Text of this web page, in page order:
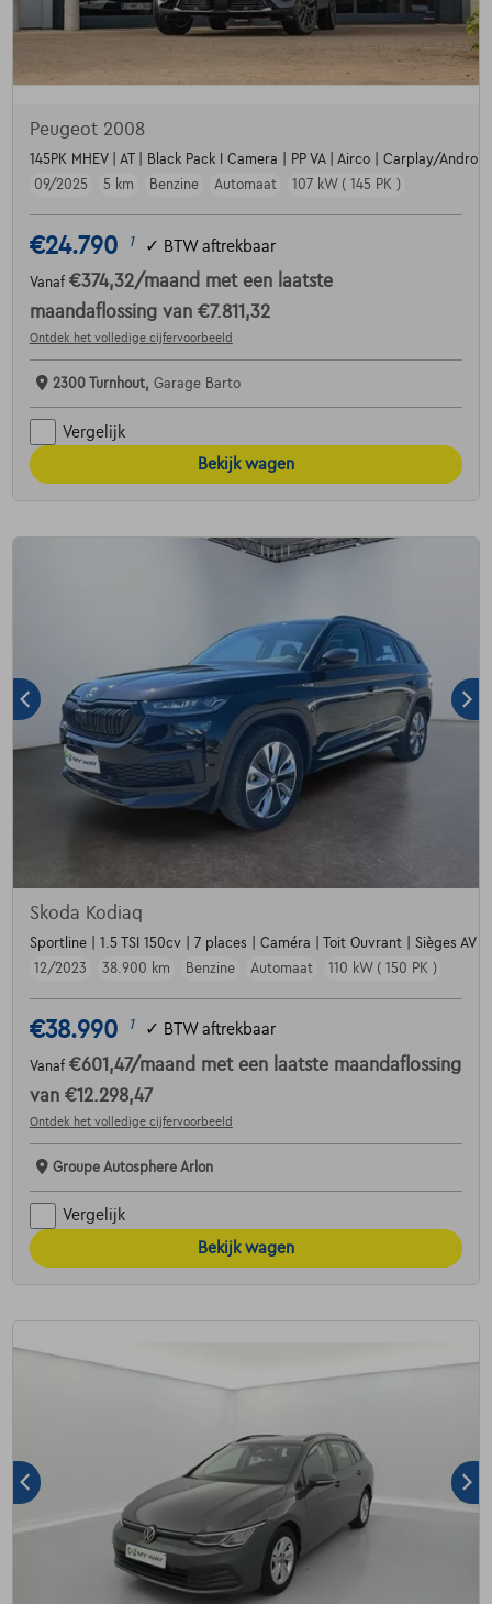
Peugeot 2008
145PK MHEV | AT | Black Pack I Camera | PP VA | Airco | Carplay/
09/2025
5 km Benzine Automaat 107 kW ( 145 PK )
€24.790 1 ✓ BTW aftrekbaar
Vanaf €374,32/maand met een laatste
maandaflossing van €7.811,32
Ontdek het volledige cijfervoorbeeld
2300 Turnhout, Garage Barto
Vergelijk
Bekijk wagen
Skoda Kodiaq
Sportline | 1.5 TSI 150cv | 7 places | Caméra | Toit Ouvrant | Sièges AV
12/2023
38.900 km Benzine Automaat 110 kW ( 150 PK )
€38.990 1 ✓ BTW aftrekbaar
Vanaf €601,47/maand met een laatste maandaflossing
van €12.298,47
Ontdek het volledige cijfervoorbeeld
Groupe Autosphere Arlon
Vergelijk
Bekijk wagen